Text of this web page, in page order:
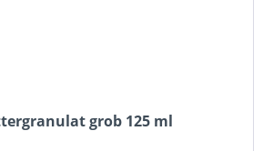
grob 125 ml